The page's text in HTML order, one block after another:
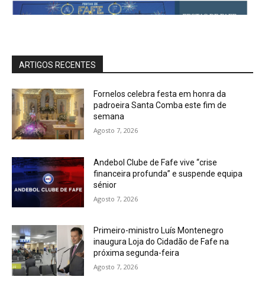
ARTIGOS RECENTES
Fornelos celebra festa em honra da
padroeira Santa Comba este fim de
semana
Agosto 7, 2026
Andebol Clube de Fafe vive “crise
financeira profunda” e suspende equipa
sénior
Agosto 7, 2026
Primeiro-ministro Luís Montenegro
inaugura Loja do Cidadão de Fafe na
próxima segunda-feira
Agosto 7, 2026